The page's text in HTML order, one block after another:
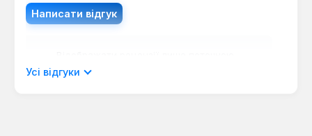
Написати відгук
мовою.
Усі відгуки